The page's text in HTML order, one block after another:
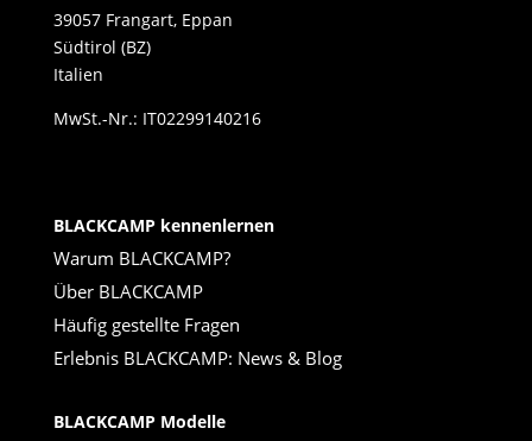
39057 Frangart, Eppan
Südtirol (BZ)
Italien
MwSt.-Nr.: IT02299140216
BLACKCAMP kennenlernen
Warum BLACKCAMP?
Über BLACKCAMP
Häufig gestellte Fragen
Erlebnis BLACKCAMP: News & Blog
BLACKCAMP Modelle